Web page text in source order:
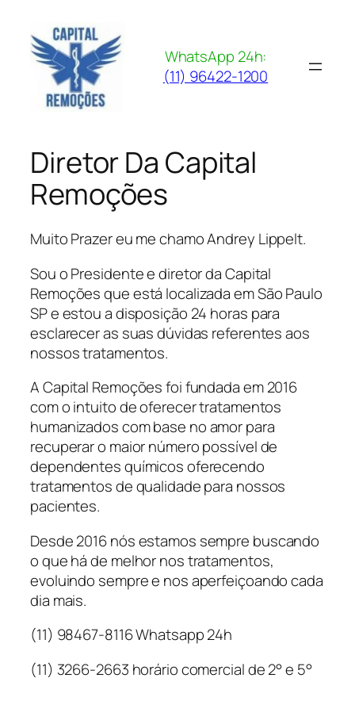
para
conteúdo
WhatsApp 24h:
(11) 96422-1200
Diretor Da Capital
Remoções
Muito Prazer eu me chamo Andrey Lippelt.
Sou o Presidente e diretor da Capital
Remoções que está localizada em São Paulo
SP e estou a disposição 24 horas para
esclarecer as suas dúvidas referentes aos
nossos tratamentos.
A Capital Remoções foi fundada em 2016
com o intuito de oferecer tratamentos
humanizados com base no amor para
recuperar o maior número possível de
dependentes químicos oferecendo
tratamentos de qualidade para nossos
pacientes.
Desde 2016 nós estamos sempre buscando
o que há de melhor nos tratamentos,
evoluindo sempre e nos aperfeiçoando cada
dia mais.
(11) 98467-8116 Whatsapp 24h
(11) 3266-2663 horário comercial de 2° e 5°